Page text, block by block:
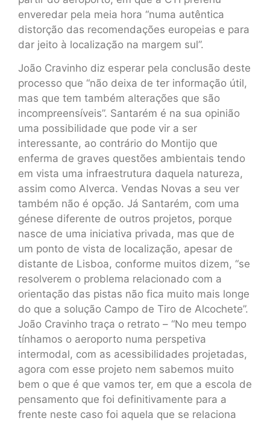
enveredar pela meia hora “numa autêntica
distorção das recomendações europeias e para
dar jeito à localização na margem sul”.
João Cravinho diz esperar pela conclusão deste
processo que “não deixa de ter informação útil,
mas que tem também alterações que são
incompreensíveis”. Santarém é na sua opinião
uma possibilidade que pode vir a ser
interessante, ao contrário do Montijo que
enferma de graves questões ambientais tendo
em vista uma infraestrutura daquela natureza,
assim como Alverca. Vendas Novas a seu ver
também não é opção. Já Santarém, com uma
génese diferente de outros projetos, porque
nasce de uma iniciativa privada, mas que de
um ponto de vista de localização, apesar de
distante de Lisboa, conforme muitos dizem, “se
resolverem o problema relacionado com a
orientação das pistas não fica muito mais longe
do que a solução Campo de Tiro de Alcochete”.
João Cravinho traça o retrato – “No meu tempo
tínhamos o aeroporto numa perspetiva
intermodal, com as acessibilidades projetadas,
agora com esse projeto nem sabemos muito
bem o que é que vamos ter, em que a escola de
pensamento que foi definitivamente para a
frente neste caso foi aquela que se relaciona